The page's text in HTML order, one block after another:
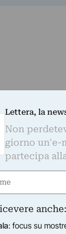
È
sempre
Lettera, la
Non
giorno un'e-
partecipa
anche:
: focus su